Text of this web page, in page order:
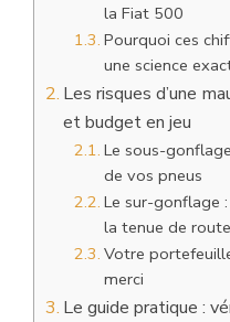
la Fiat 500
Pourquoi ces
une science
Les risques d’une
et budget en jeu
Le sous-
de vos pneus
Le sur-gonflage
la tenue de route
Votre
merci
Le guide pratique :